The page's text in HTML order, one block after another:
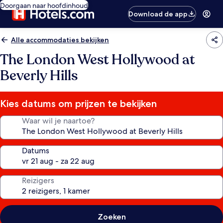
Doorgaan naar hoofdinhoud
Download de app
Alle accommodaties bekijken
The London West Hollywood at
Beverly Hills
Kies datums om prijzen te bekijken
Waar wil je naartoe?
Datums
Reizigers
Zoeken